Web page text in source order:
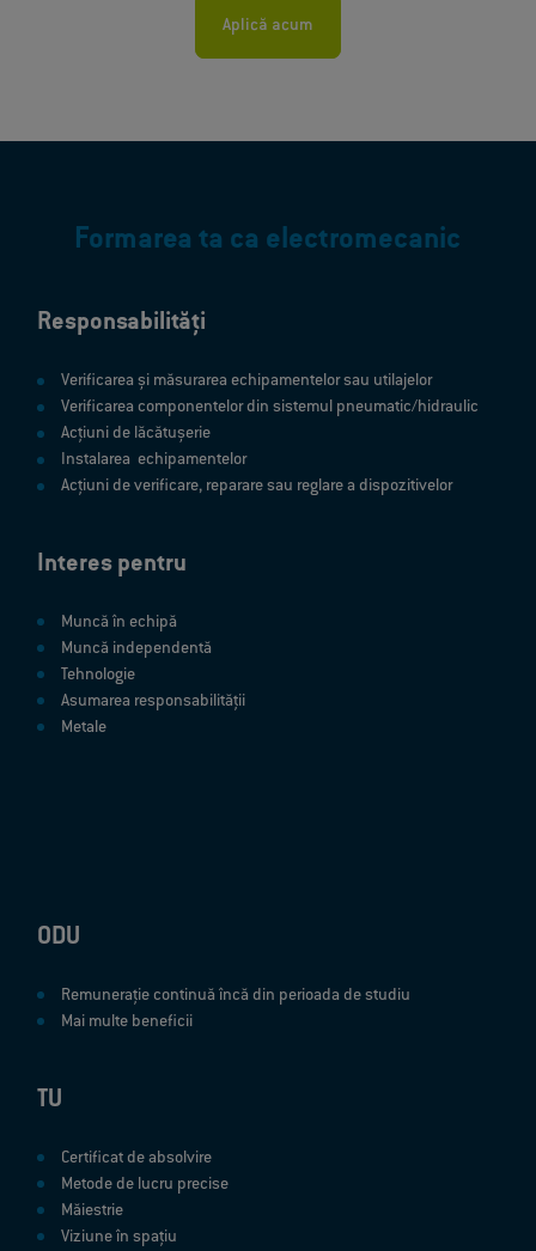
Aplică acum
Formarea ta ca electromecanic
Responsabilități
Verificarea și măsurarea echipamentelor sau utilajelor
Verificarea componentelor din sistemul pneumatic/hidraulic
Acțiuni de lăcătușerie
Instalarea echipamentelor
Acțiuni de verificare, reparare sau reglare a dispozitivelor
Interes pentru
Muncă în echipă
Muncă independentă
Tehnologie
Asumarea responsabilității
Metale
ODU
Remunerație continuă încă din perioada de studiu
Mai multe beneficii
TU
Certificat de absolvire
Metode de lucru precise
Măiestrie
Viziune în spațiu